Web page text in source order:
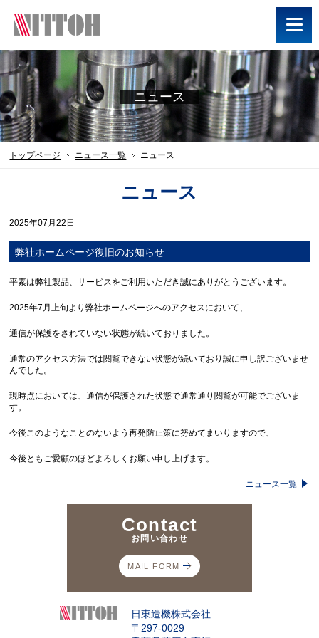
ニュース
トップページ ニュース一覧 ニュース
ニュース
2025年07月22日
弊社ホームページ復旧のお知らせ
平素は弊社製品、サービスをご利用いただき誠にありがとうございます。
2025年7月上旬より弊社ホームページへのアクセスにおいて、
通信が保護をされていない状態が続いておりました。
通常のアクセス方法では閲覧できない状態が続いており誠に申し訳ございませ
んでした。
現時点においては、通信が保護された状態で通常通り閲覧が可能でございま
す。
今後このようなことのないよう再発防止策に努めてまいりますので、
今後ともご愛顧のほどよろしくお願い申し上げます。
ニュース一覧
Contact
お問い合わせ
MAIL FORM
日東造機株式会社
〒297-0029